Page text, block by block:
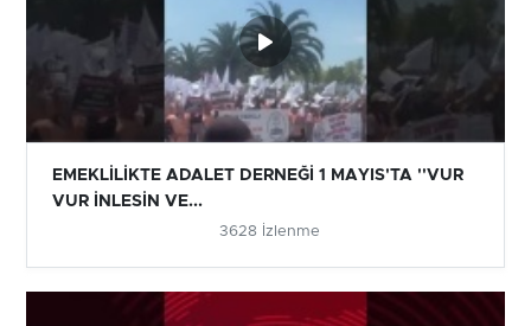
EMEKLİLİKTE ADALET DERNEĞİ 1 MAYIS'TA ''VUR
VUR İNLESİN VE...
3628 İzlenme